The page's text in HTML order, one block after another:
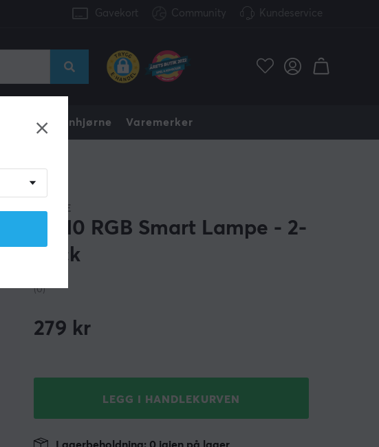
Gavekort Community Kundeservice
Funnhjørne Varemerker
GOVEE
GU10 RGB Smart Lampe - 2-
pack
(0)
279 kr
LEGG I HANDLEKURVEN